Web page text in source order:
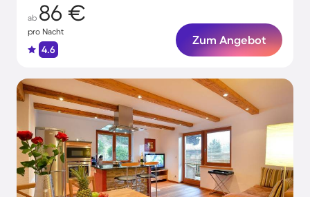
ab 86 €
pro Nacht
4.6
Zum Angebot